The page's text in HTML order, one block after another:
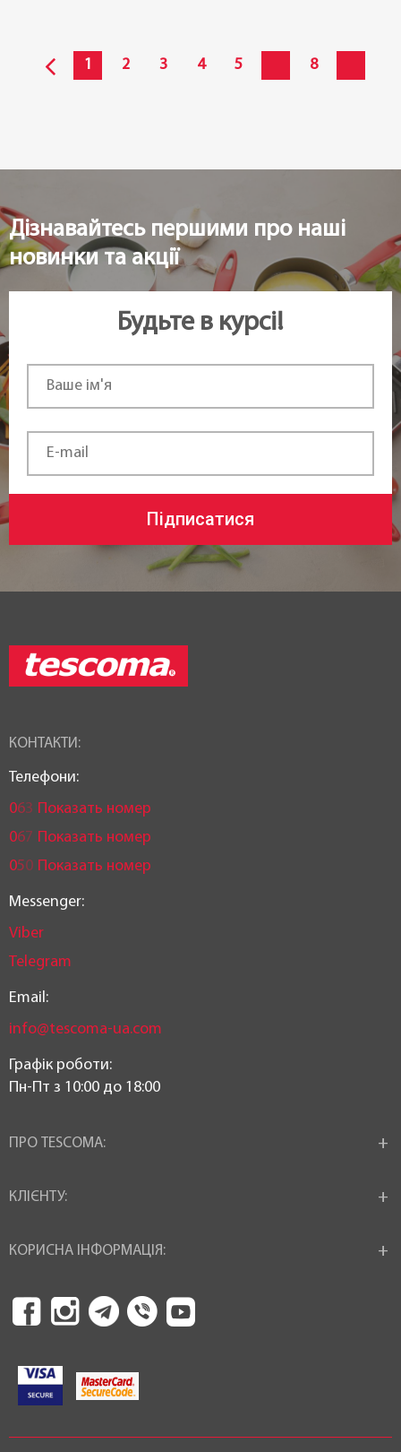
1 2 3 4 5 8
Дізнавайтесь першими про наші
новинки та акції
Будьте в курсі!
Підписатися
КОНТАКТИ:
Телефони:
063 Показать номер
067 Показать номер
050 Показать номер
Messenger:
Viber
Telegram
Email:
info@tescoma-ua.com
Графік роботи:
Пн-Пт з 10:00 до 18:00
ПРО TESCOMA:
КЛІЄНТУ:
КОРИСНА ІНФОРМАЦІЯ: